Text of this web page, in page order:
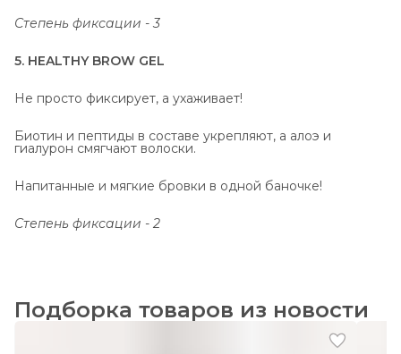
Степень фиксации - 3
5. HEALTHY BROW GEL
Не просто фиксирует, а ухаживает!
Биотин и пептиды в составе укрепляют, а алоэ и
гиалурон смягчают волоски.
Напитанные и мягкие бровки в одной баночке!
Степень фиксации - 2
Подборка товаров из новости